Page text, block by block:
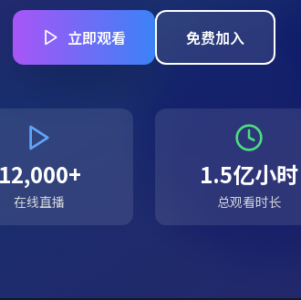
立即观看 免费加入
12,000+
在线直播
1.5亿小时
总观看时长